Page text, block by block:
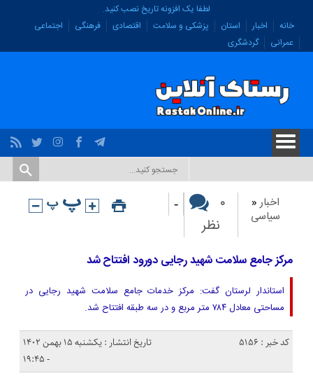
لطفا یک افزونه تاریخ نصب کنید.
خانه
اخبار استان پزشکی و سلامت اقتصادی فرهنگی
اجتماعی
عمرانی
گردشگری
اخبار«
سیاسی
۰
نظر
-
مرکز جامع سلامت شهید رجایی دورود افتتاح شد
استاندار لرستان گفت: مرکز خدمات جامع سلامت شهید رجایی در
مساحتی معادل ۷۸۴ متر مربع و در سه طبقه افتتاح شد.
کد خبر : 5156
تاریخ انتشار : یکشنبه ۱۵ بهمن ۱۴۰۲
- ۱۹:۴۵